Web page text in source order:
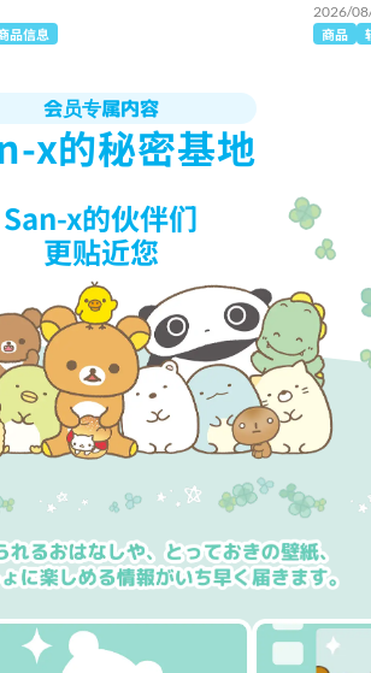
品信息
2026/
商品
会员专属内容
x的秘密基地
San-x的伙伴们
更贴近您